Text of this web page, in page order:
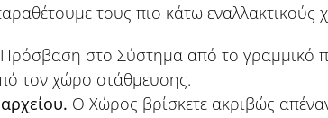
τους πιο κάτω
Πρόσβαση στο Σύστημα από το γραμμικό
τον χώρο στάθμευσης.
Ο Χώρος βρίσκετε ακριβώς